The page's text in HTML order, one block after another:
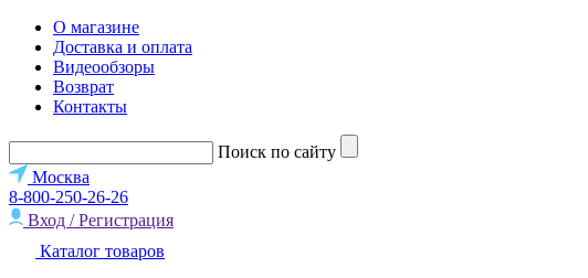
О магазине
Доставка и оплата
Видеообзоры
Возврат
Контакты
Поиск по сайту
Москва
8-800-250-26-26
Вход / Регистрация
Каталог товаров